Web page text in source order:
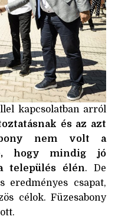
kapcsolatban arról
és az azt
nem volt a
hogy mindig jó
település élén. De
csapat,
célok. Füzesabony